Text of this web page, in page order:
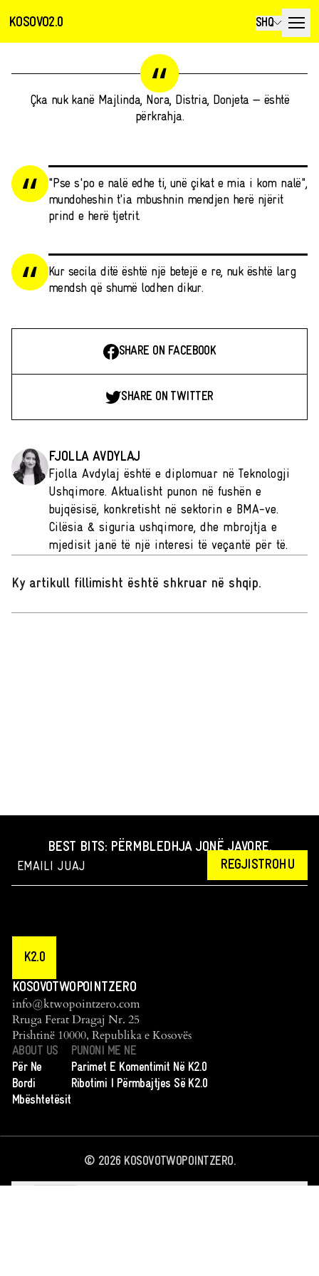
KOSOVO2.0 SHQ
Çka nuk kanë Majlinda, Nora, Distria, Donjeta — është
përkrahja.
"Pse s'po e nalë edhe ti, unë çikat e mia i kom nalë",
mundoheshin t'ia mbushnin mendjen herë njërit
prind e herë tjetrit.
Kur secila ditë është një betejë e re, nuk është larg
mendsh që shumë lodhen dikur.
SHARE ON FACEBOOK
SHARE ON TWITTER
FJOLLA AVDYLAJ
Fjolla Avdylaj është e diplomuar në Teknologji
Ushqimore. Aktualisht punon në fushën e
bujqësisë, konkretisht në sektorin e BMA-ve.
Cilësia & siguria ushqimore, dhe mbrojtja e
mjedisit janë të një interesi të veçantë për të.
Ky artikull fillimisht është shkruar në shqip.
BEST BITS: PËRMBLEDHJA JONË JAVORE.
REGJISTROHU
K2.0
KOSOVOTWOPOINTZERO
info@ktwopointzero.com
Rruga Ferat Dragaj Nr. 25
Prishtinë 10000, Republika e Kosovës
ABOUT US
Për Ne
Bordi
Mbështetësit
PUNONI ME NE
Parimet E Komentimit Në K2.0
Ribotimi I Përmbajtjes Së K2.0
© 2026KOSOVOTWOPOINTZERO.